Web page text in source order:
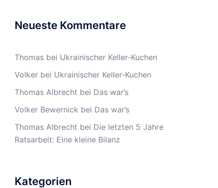
Neueste Kommentare
Thomas bei Ukrainischer Keller-Kuchen
Volker bei Ukrainischer Keller-Kuchen
Thomas Albrecht bei Das war’s
Volker Bewernick bei Das war’s
Thomas Albrecht bei Die letzten 5 Jahre
Ratsarbeit: Eine kleine Bilanz
Kategorien